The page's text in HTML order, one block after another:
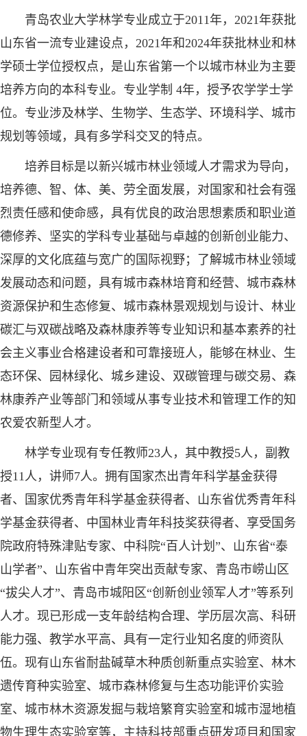
青岛农业大学林学专业成立于2011年，2021年获批
山东省一流专业建设点，2021年和2024年获批林业和林
学硕士学位授权点，是山东省第一个以城市林业为主要
培养方向的本科专业。专业学制 4年，授予农学学士学
位。专业涉及林学、生物学、生态学、环境科学、城市
规划等领域，具有多学科交叉的特点。
培养目标是以新兴城市林业领域人才需求为导向，
培养德、智、体、美、劳全面发展，对国家和社会有强
烈责任感和使命感，具有优良的政治思想素质和职业道
德修养、坚实的学科专业基础与卓越的创新创业能力、
深厚的文化底蕴与宽广的国际视野；了解城市林业领域
发展动态和问题，具有城市森林培育和经营、城市森林
资源保护和生态修复、城市森林景观规划与设计、林业
碳汇与双碳战略及森林康养等专业知识和基本素养的社
会主义事业合格建设者和可靠接班人，能够在林业、生
态环保、园林绿化、城乡建设、双碳管理与碳交易、森
林康养产业等部门和领域从事专业技术和管理工作的知
农爱农新型人才。
林学专业现有专任教师23人，其中教授5人，副教
授11人，讲师7人。拥有国家杰出青年科学基金获得
者、国家优秀青年科学基金获得者、山东省优秀青年科
学基金获得者、中国林业青年科技奖获得者、享受国务
院政府特殊津贴专家、中科院“百人计划”、山东省“泰
山学者”、山东省中青年突出贡献专家、青岛市崂山区
“拔尖人才”、青岛市城阳区“创新创业领军人才”等系列
人才。现已形成一支年龄结构合理、学历层次高、科研
能力强、教学水平高、具有一定行业知名度的师资队
伍。现有山东省耐盐碱草木种质创新重点实验室、林木
遗传育种实验室、城市森林修复与生态功能评价实验
室、城市林木资源发掘与栽培繁育实验室和城市湿地植
物生理生态实验室等，主持科技部重点研发项目和国家